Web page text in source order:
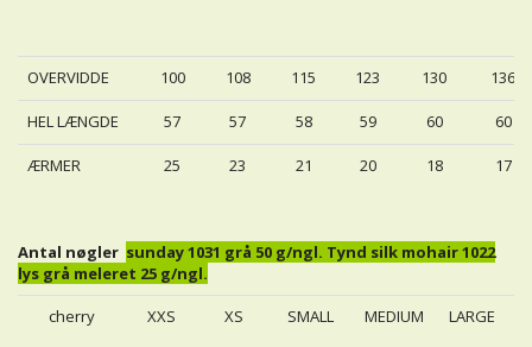
OVERVIDDE 100 108 115 123 130 136
HEL LÆNGDE 57 57 58 59 60 60
ÆRMER 25 23 21 20 18 17
Antal nøgler sunday 1031 grå 50 g/ngl. Tynd silk mohair 1022
lys grå meleret 25 g/ngl.
cherry
XXS XS SMALL MEDIUM LARGE